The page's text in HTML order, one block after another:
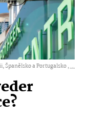
Španělsko a Portugalsko ,...